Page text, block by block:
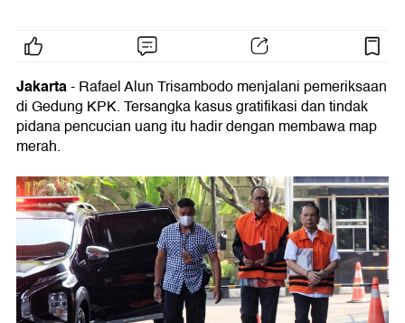
Jakarta- Rafael Alun Trisambodo menjalani pemeriksaan
di Gedung KPK. Tersangka kasus gratifikasi dan tindak
pidana pencucian uang itu hadir dengan membawa map
merah.